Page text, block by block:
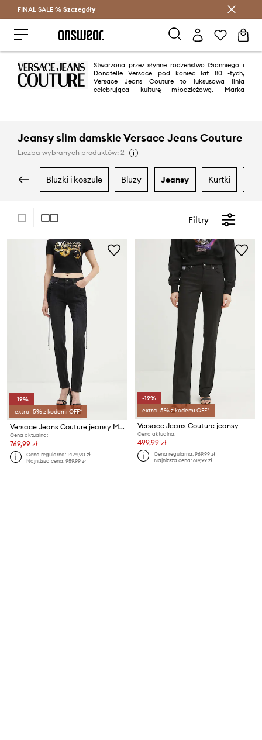
Oszczędzaj z Answear Club >
FINAL SALE % Szczegóły
Stworzona przez słynne rodzeństwo Gianniego i
Donatelle Versace pod koniec lat 80 -tych,
Versace Jeans Couture to luksusowa linia
celebrująca kulturę młodzieżową. Marka
Jeansy slim damskie Versace Jeans Couture
Liczba wybranych produktów: 2
bluzki i koszule bluzy jeansy kurtki
Filtry
-19%
extra -5% z kodem: OFF*
Versace Jeans Couture jeansy Melissa
Cena aktualna:
769,99 zł
Cena regularna:1479,90 zł
Najniższa cena:959,99 zł
-19%
extra -5% z kodem: OFF*
Versace Jeans Couture jeansy
Cena aktualna:
499,99 zł
Cena regularna:969,99 zł
Najniższa cena:619,99 zł